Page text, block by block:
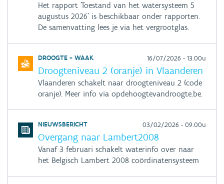
Het rapport 'Toestand van het watersysteem 5
augustus 2026' is beschikbaar onder rapporten.
De samenvatting lees je via het vergrootglas.
DROOGTE - WAAK 16/07/2026 - 13.00u
Droogteniveau 2 (oranje) in Vlaanderen
Vlaanderen schakelt naar droogteniveau 2 (code
oranje). Meer info via opdehoogtevandroogte.be.
NIEUWSBERICHT 03/02/2026 - 09.00u
Overgang naar Lambert2008
Vanaf 3 februari schakelt waterinfo over naar
het Belgisch Lambert 2008 coördinatensysteem